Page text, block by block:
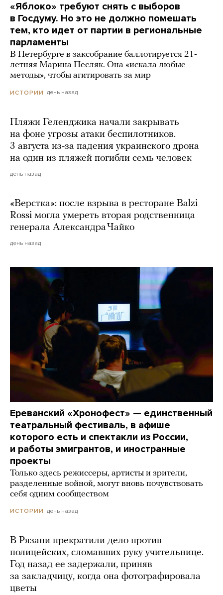
«Яблоко» требуют снять с выборов
в Госдуму. Но это не должно помешать
тем, кто идет от партии в региональные
парламенты
В Петербурге в заксобрание баллотируется 21-
летняя Марина Песляк. Она «искала любые
методы», чтобы агитировать за мир
ИСТОРИИ день назад
Пляжи Геленджика начали закрывать
на фоне угрозы атаки беспилотников.
3 августа из-за падения украинского дрона
на один из пляжей погибли семь человек
день назад
«Верстка»: после взрыва в ресторане Balzi
Rossi могла умереть вторая родственница
генерала Александра Чайко
день назад
Ереванский «Хронофест» — единственный
театральный фестиваль, в афише
которого есть и спектакли из России,
и работы эмигрантов, и иностранные
проекты
Только здесь режиссеры, артисты и зрители,
разделенные войной, могут вновь почувствовать
себя одним сообществом
ИСТОРИИ день назад
В Рязани прекратили дело против
полицейских, сломавших руку учительнице.
Год назад ее задержали, приняв
за закладчицу, когда она фотографировала
цветы